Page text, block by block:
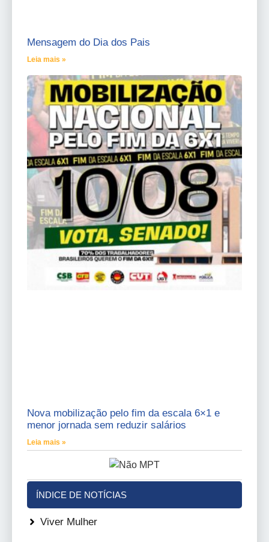
Mensagem do Dia dos Pais
Leia mais »
Nova mobilização pelo fim da escala 6×1 e
menor jornada sem reduzir salários
Leia mais »
ÍNDICE DE NOTÍCIAS
Viver Mulher